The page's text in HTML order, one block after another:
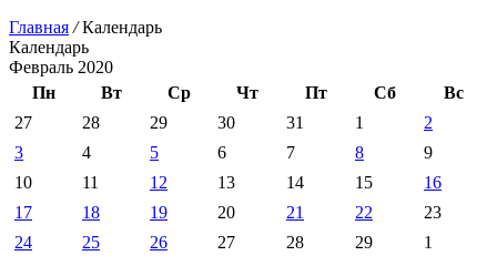
Главная /Календарь
Календарь
Февраль 2020
Пн
Вт Ср Чт Пт Сб
Вс
27
28 29 30 31 1
2
3
4 5 6 7 8
9
10
11 12 13 14 15
16
17
18 19 20 21 22
23
24
25 26 27 28 29 1